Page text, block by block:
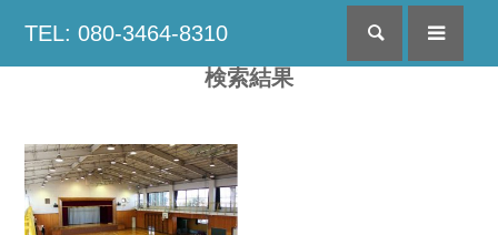
TEL: 080-3464-8310 検索
検索結果